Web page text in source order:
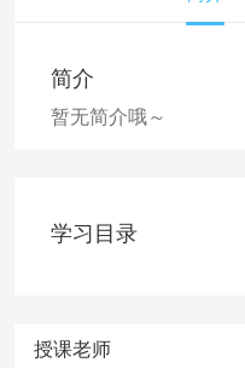
简介
暂无简介哦～
学习目录
授课老师